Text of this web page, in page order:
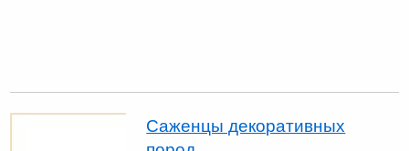
Саженцы декоративных